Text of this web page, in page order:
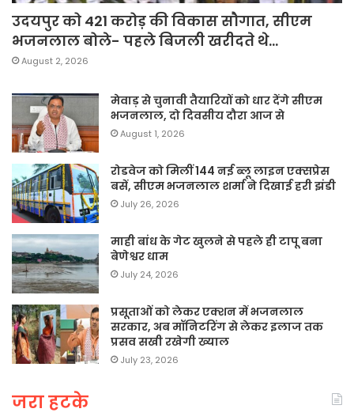
उदयपुर को 421 करोड़ की विकास सौगात, सीएम
भजनलाल बोले- पहले बिजली खरीदते थे…
August 2, 2026
मेवाड़ से चुनावी तैयारियों को धार देंगे सीएम
भजनलाल, दो दिवसीय दौरा आज से
August 1, 2026
रोडवेज को मिलीं 144 नई ब्लू लाइन एक्सप्रेस
बसें, सीएम भजनलाल शर्मा ने दिखाई हरी झंडी
July 26, 2026
माही बांध के गेट खुलने से पहले ही टापू बना
बेणेश्वर धाम
July 24, 2026
प्रसूताओं को लेकर एक्शन में भजनलाल
सरकार, अब मॉनिटरिंग से लेकर इलाज तक
प्रसव सखी रखेगी ख्याल
July 23, 2026
जरा हटके